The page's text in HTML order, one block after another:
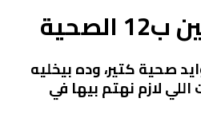
ليه فوايد صحية كتير، وده بيخليه
لازم نهتم بيها في